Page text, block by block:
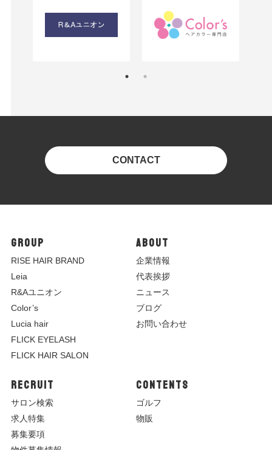
CONTACT
GROUP
RISE HAIR BRAND
Leia
R&Aユニオン
Color’s
Lucia hair
FLICK EYELASH
FLICK HAIR SALON
ABOUT
企業情報
代表挨拶
ニュース
ブログ
お問い合わせ
RECRUIT
サロン検索
求人特集
募集要項
CONTENTS
ゴルフ
物販